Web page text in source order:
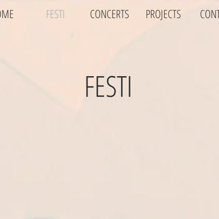
FESTI CONCERTS PROJECTS
FESTI